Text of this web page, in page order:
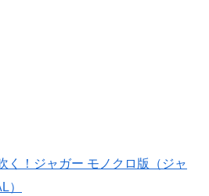
く！ジャガー モノクロ版（ジャ
）